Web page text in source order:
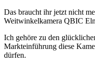
Das braucht ihr jetzt nicht
Weitwinkelkamera QBIC
Ich gehöre zu den
Markteinführung diese
dürfen.